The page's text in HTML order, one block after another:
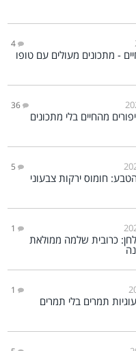
4
- מתכונים מעולים עם טופו
36
5
חומוס ירקות צבעוני
1
כרובית שלמה ממולאת
1
תמרים בלי תמרים